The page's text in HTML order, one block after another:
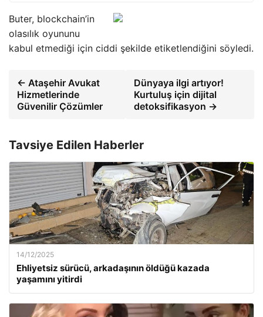
Buter, blockchain’in
olasılık oyununu
kabul etmediği için ciddi şekilde etiketlendiğini söyledi.
← Ataşehir Avukat
Hizmetlerinde
Güvenilir Çözümler
Dünyaya ilgi artıyor!
Kurtuluş için dijital
detoksifikasyon →
Tavsiye Edilen Haberler
14/12/2025
Ehliyetsiz sürücü, arkadaşının öldüğü kazada
yaşamını yitirdi